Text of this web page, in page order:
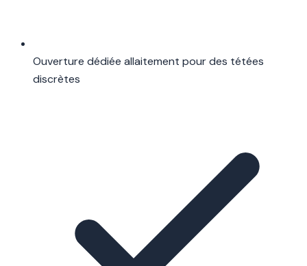
Ouverture dédiée allaitement pour des tétées
discrètes